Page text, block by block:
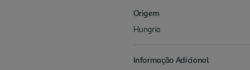
Origem
Hungria
Informação Adicional